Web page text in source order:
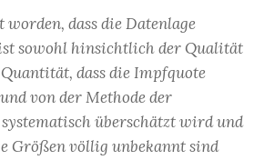
worden, dass die Datenlage
sowohl hinsichtlich der Qualität
dass die Impfquote
von der Methode der
überschätzt wird und
Größen völlig unbekannt sind